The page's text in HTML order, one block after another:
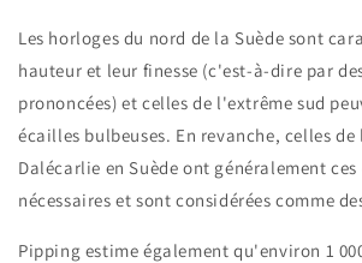
Les horloges du nord de la Suède sont
hauteur et leur finesse (c'est-à-dire par
prononcées) et celles de l'extrême sud
écailles bulbeuses. En revanche, celles de
Dalécarlie en Suède ont généralement ces
nécessaires et sont considérées comme
Pipping estime également qu'environ 1